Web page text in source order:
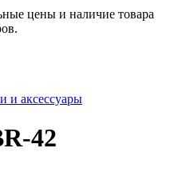
цены и наличие товара
и аксессуары
42